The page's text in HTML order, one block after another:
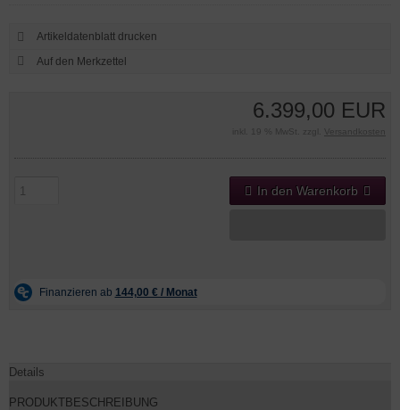
6.399,00 EUR
inkl. 19 % MwSt. zzgl. Versandkosten
In den Warenkorb
Artikeldatenblatt drucken
Details
PRODUKTBESCHREIBUNG